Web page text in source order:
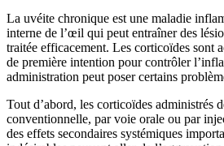
La uvéite chronique est une maladie
interne de l’œil qui peut entraîner des
traitée efficacement. Les corticoïdes sont
de première intention pour contrôler
administration peut poser certains
Tout d’abord, les corticoïdes administrés
conventionnelle, par voie orale ou par
des effets secondaires systémiques